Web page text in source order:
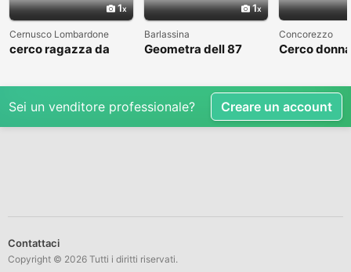
1
Cernusco Lombardone
cerco ragazza da
1
Barlassina
Geometra dell 87
Concorezzo
Cerco
Sei un venditore professionale? Creare un account
Contattaci
Copyright © 2026 Tutti i diritti riservati.